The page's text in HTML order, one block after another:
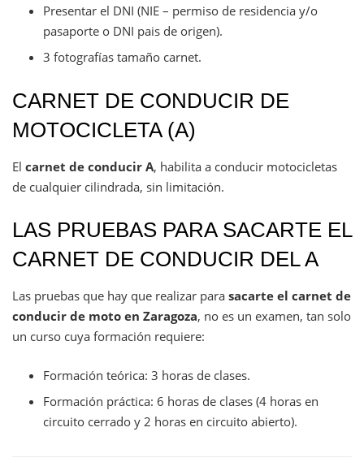
Presentar el DNI (NIE – permiso de residencia y/o
pasaporte o DNI pais de origen).
3 fotografías tamaño carnet.
CARNET DE CONDUCIR DE
MOTOCICLETA (A)
El carnet de conducir A, habilita a conducir motocicletas
de cualquier cilindrada, sin limitación.
LAS PRUEBAS PARA SACARTE EL
CARNET DE CONDUCIR DEL A
Las pruebas que hay que realizar para sacarte el carnet de
conducir de moto en Zaragoza, no es un examen, tan solo
un curso cuya formación requiere:
Formación teórica: 3 horas de clases.
Formación práctica: 6 horas de clases (4 horas en
circuito cerrado y 2 horas en circuito abierto).